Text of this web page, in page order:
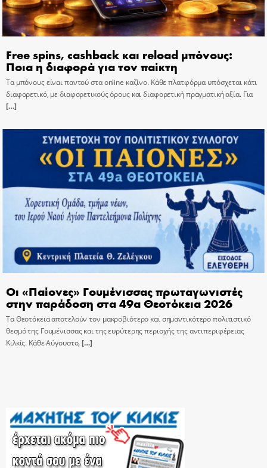
Free spins, cashback και reload μπόνους:
Ποια η διαφορά για τον παίκτη
Τα μπόνους είναι παντού στα online καζίνο. Κάθε πλατφόρμα υπόσχεται κάτι
διαφορετικό, με διαφορετικούς όρους και διαφορετική πραγματική αξία. Για
[…]
Οι «Παίονες» Γουμένισσας πρωταγωνιστές
στην παράδοση στα 49α Θεοτόκεια 2026
Τα Θεοτόκεια αποτελούν τον μακροβιότερο και σημαντικότερο πολιτιστικό
θεσμό της Γουμένισσας και της ευρύτερης περιοχής της αντιπεριφέρειας
Κιλκίς. Κάθε Αύγουστο, […]